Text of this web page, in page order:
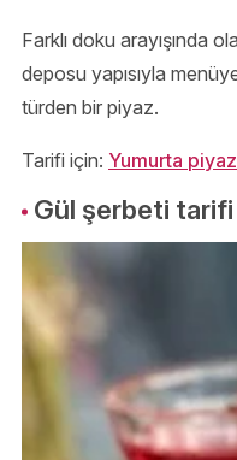
Farklı doku arayışında
deposu yapısıyla
türden bir piyaz.
Tarifi için: Yumurta
Gül şerbeti tarifi